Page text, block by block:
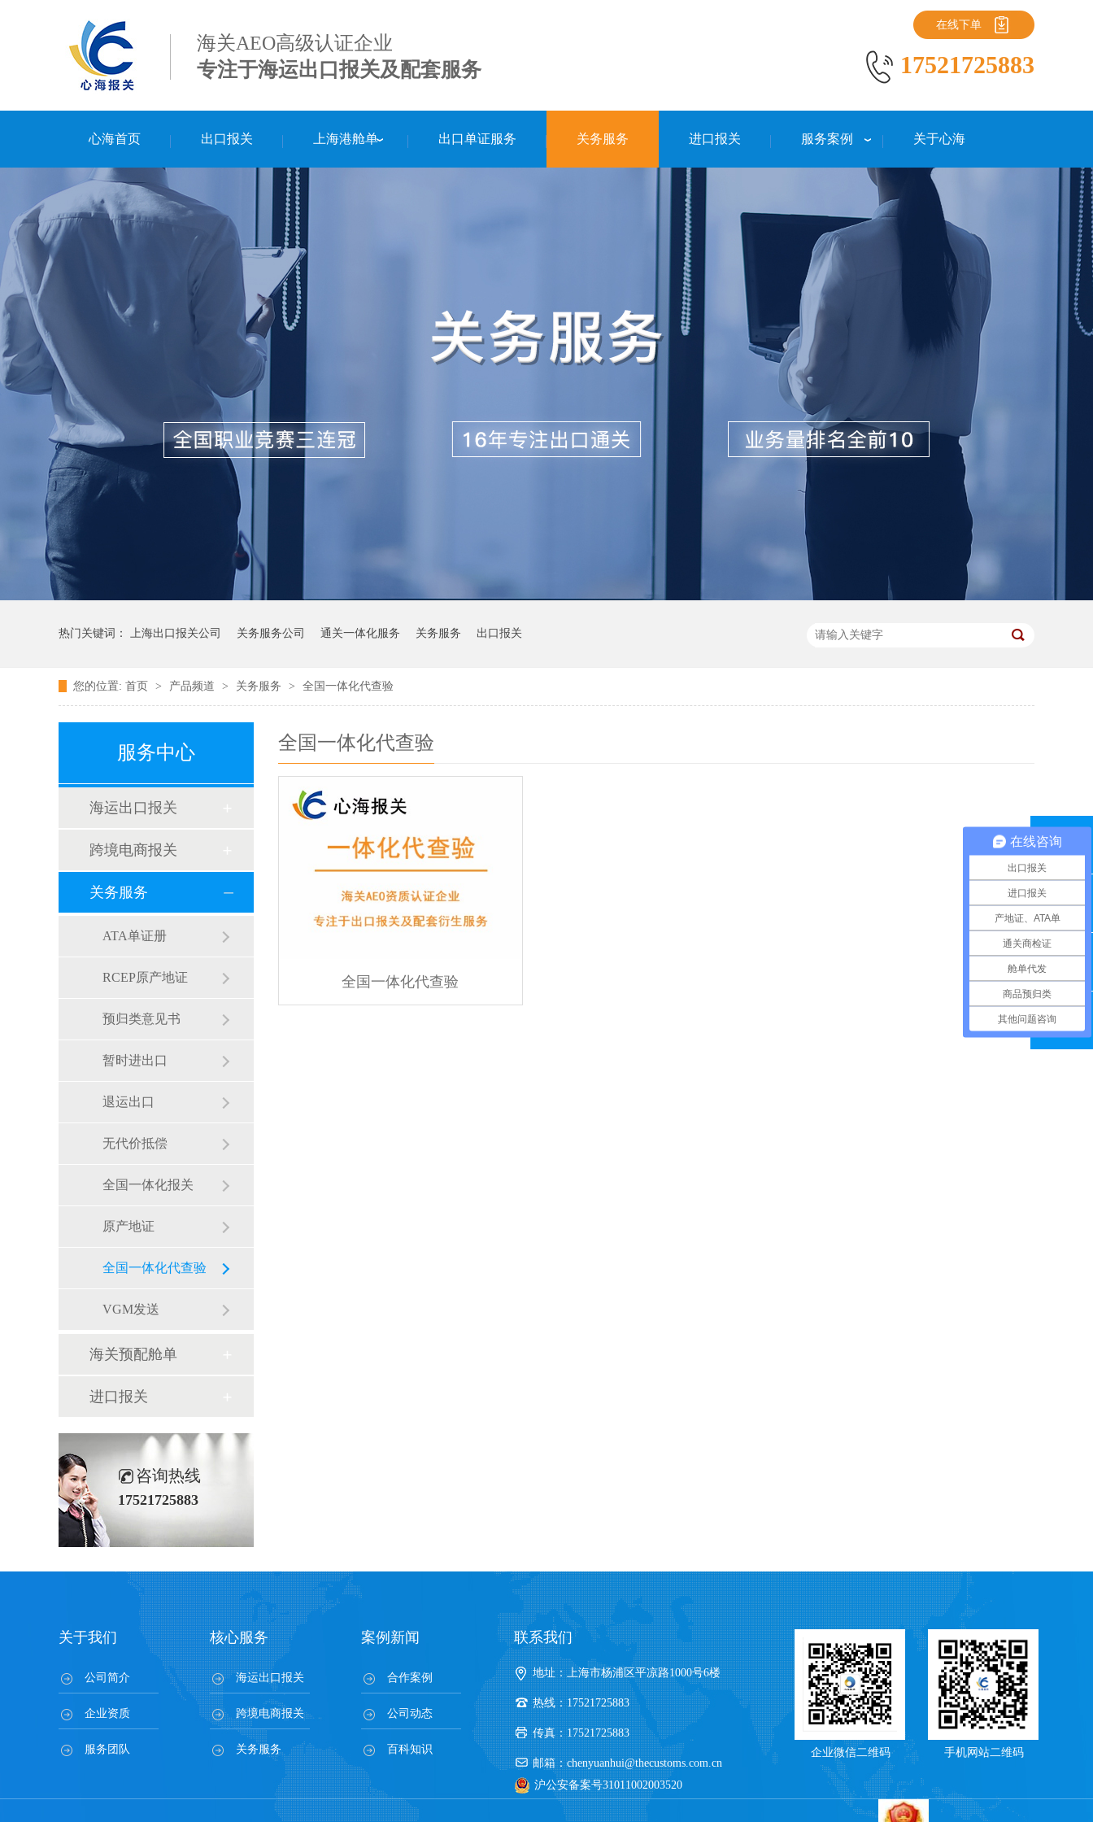
海关AEO高级认证企业
专注于海运出口报关及配套服务
在线下单
17521725883
心海首页 出口报关 上海港舱单 出口单证服务 关务服务 进口报关 服务案例 关于心海
热门关键词： 上海出口报关公司 关务服务公司 通关一体化服务 关务服务 出口报关
您的位置: 首页 > 产品频道 > 关务服务 > 全国一体化代查验
服务中心
海运出口报关
跨境电商报关
关务服务
ATA单证册
RCEP原产地证
预归类意见书
暂时进出口
退运出口
无代价抵偿
全国一体化报关
原产地证
全国一体化代查验
VGM发送
海关预配舱单
进口报关
咨询热线
17521725883
全国一体化代查验
全国一体化代查验
关于我们
公司简介
企业资质
服务团队
核心服务
海运出口报关
跨境电商报关
关务服务
案例新闻
合作案例
公司动态
百科知识
联系我们
地址：上海市杨浦区平凉路1000号6楼
热线：17521725883
传真：17521725883
邮箱：chenyuanhui@thecustoms.com.cn
沪公安备案号31011002003520
企业微信二维码 手机网站二维码
QQ咨询
联系电话
在线留言
微信扫一扫
在线咨询
出口报关
进口报关
产地证、ATA单
通关商检证
舱单代发
商品预归类
其他问题咨询